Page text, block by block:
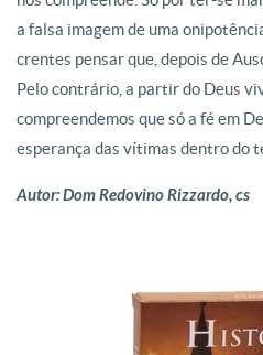
a falsa imagem de uma
crentes pensar que, depois de
Pelo contrário, a partir do Deus
compreendemos que só a fé em
esperança das vítimas dentro do
Autor: Dom Redovino Rizzardo, cs